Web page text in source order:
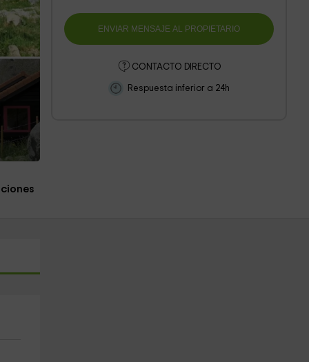
CONTACTO DIRECTO
Respuesta inferior a 24h